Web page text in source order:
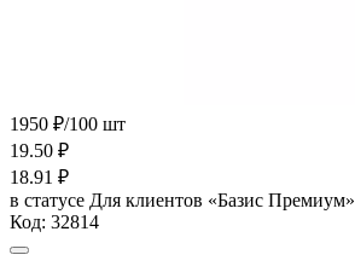
1950 ₽/100 шт
19.50 ₽
18.91 ₽
в статусе Для клиентов «Базис Премиум»
Код: 32814